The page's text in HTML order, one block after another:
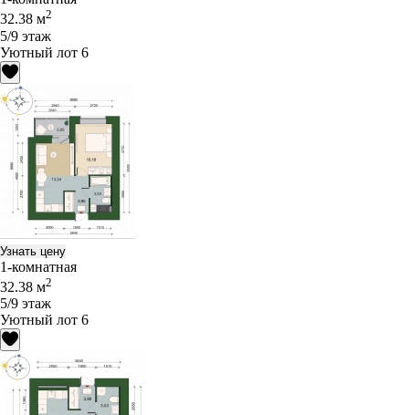
32.38 м2
5/9 этаж
Уютный лот 6
Узнать цену
1-комнатная
32.38 м2
5/9 этаж
Уютный лот 6